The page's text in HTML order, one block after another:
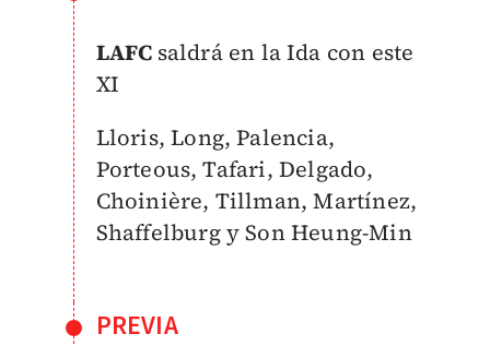
LAFC saldrá en la Ida con este
XI
Lloris, Long, Palencia,
Porteous, Tafari, Delgado,
Choinière, Tillman, Martínez,
Shaffelburg y Son Heung-Min
PREVIA